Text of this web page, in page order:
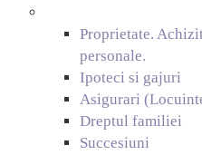
Proprietate.
personale.
Ipoteci si gajuri
Asigurari
Dreptul familiei
Succesiuni